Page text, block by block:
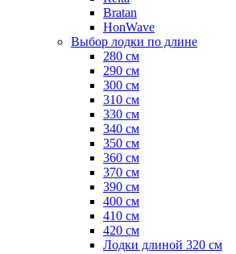
Bratan
HonWave
Выбор лодки по длине
280 см
290 см
300 см
310 см
330 см
340 см
350 см
360 см
370 см
390 см
400 см
410 см
420 см
Лодки длиной 320 см